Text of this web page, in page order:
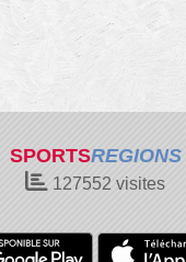
SPORTSREGIONS
127552 visites